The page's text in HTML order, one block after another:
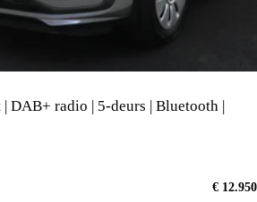
DAB+ radio | 5-deurs | Bluetooth |
€ 12.950